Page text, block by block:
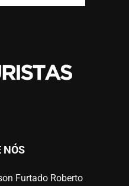
NÓS
Furtado Roberto